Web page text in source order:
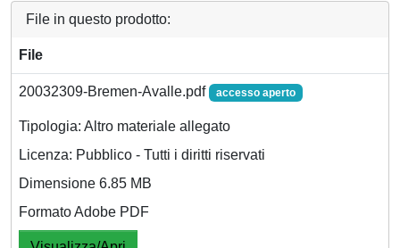
File in questo prodotto:
File
20032309-Bremen-Avalle.pdf accesso aperto
Tipologia: Altro materiale allegato
Licenza: Pubblico - Tutti i diritti riservati
Dimensione 6.85 MB
Formato Adobe PDF